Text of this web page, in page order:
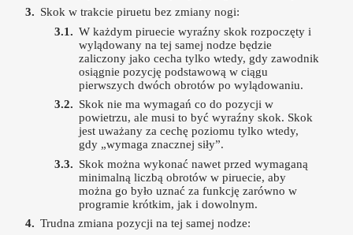
Skok w trakcie piruetu bez zmiany nogi:
W każdym piruecie wyraźny skok rozpoczęty i
wylądowany na tej samej nodze będzie
zaliczony jako cecha tylko wtedy, gdy zawodnik
osiągnie pozycję podstawową w ciągu
pierwszych dwóch obrotów po wylądowaniu.
Skok nie ma wymagań co do pozycji w
powietrzu, ale musi to być wyraźny skok. Skok
jest uważany za cechę poziomu tylko wtedy,
gdy „wymaga znacznej siły”.
Skok można wykonać nawet przed wymaganą
minimalną liczbą obrotów w piruecie, aby
można go było uznać za funkcję zarówno w
programie krótkim, jak i dowolnym.
Trudna zmiana pozycji na tej samej nodze: